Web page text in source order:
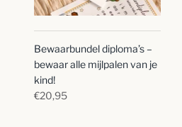
Bewaarbundel diploma’s –
bewaar alle mijlpalen van je
kind!
€20,95